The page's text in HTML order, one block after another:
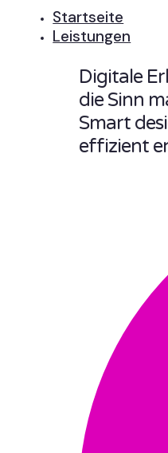
Startseite
Leistungen
Digitale
die Sinn
Smart
effizient